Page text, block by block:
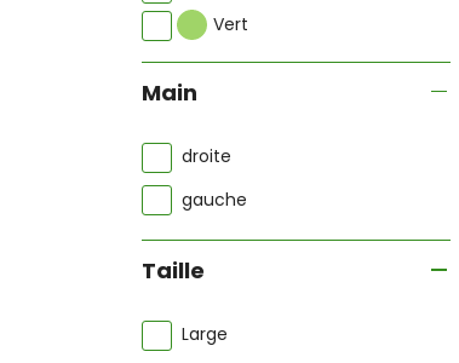
Vert
Main
droite
gauche
Taille
Large